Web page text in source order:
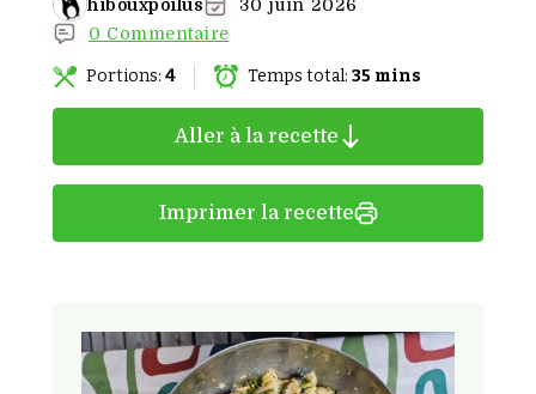
hibouxpoilus
30 juin 2026
0 Commentaire
Portions: 4 Temps total: 35 mins
Aller à la recette
Imprimer la recette